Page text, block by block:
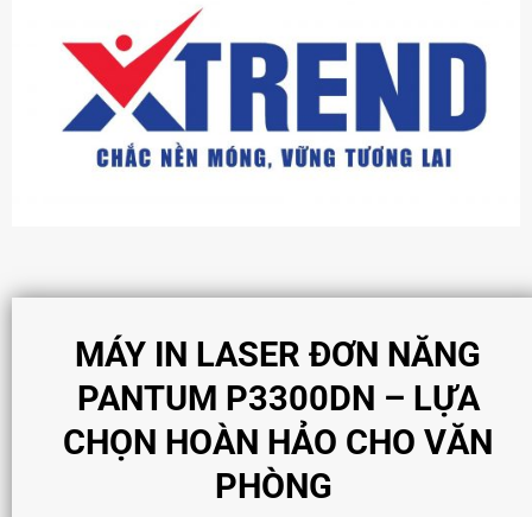
MÁY IN LASER ĐƠN NĂNG
PANTUM P3300DN – LỰA
CHỌN HOÀN HẢO CHO VĂN
PHÒNG